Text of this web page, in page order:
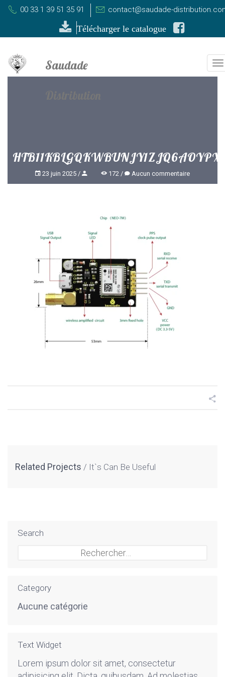
00 33 1 39 51 35 91 contact@saudade-
Télécharger le catalogue
23 juin 2025 172 Aucun commentaire
Related Projects It`s Can Be Useful
Search
Category
Aucune catégorie
Text Widget
Lorem ipsum dolor sit amet, consectetur